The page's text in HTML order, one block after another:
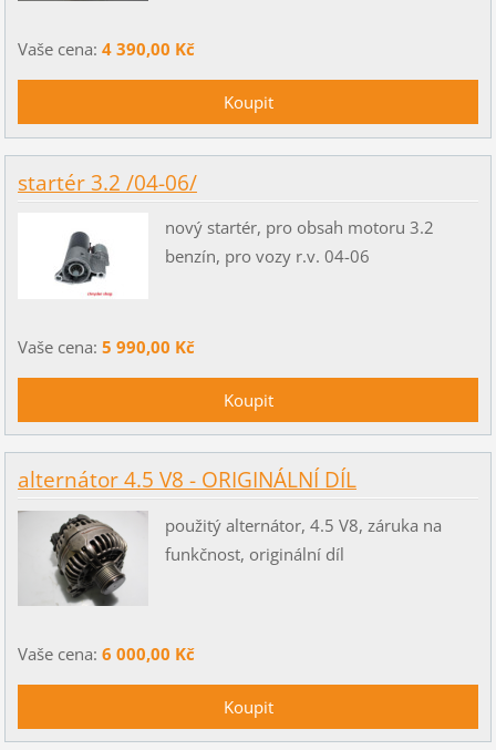
Vaše cena: 4 390,00 Kč
startér 3.2 /04-06/
nový startér, pro obsah motoru 3.2
benzín, pro vozy r.v. 04-06
Vaše cena: 5 990,00 Kč
alternátor 4.5 V8 - ORIGINÁLNÍ DÍL
použitý alternátor, 4.5 V8, záruka na
funkčnost, originální díl
Vaše cena: 6 000,00 Kč